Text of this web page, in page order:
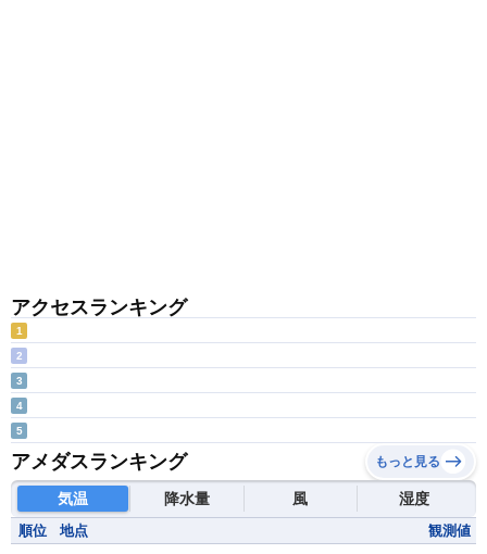
アクセスランキング
1
2
3
4
5
アメダスランキング もっと見る
気温 降水量 風 湿度
順位 地点 観測値